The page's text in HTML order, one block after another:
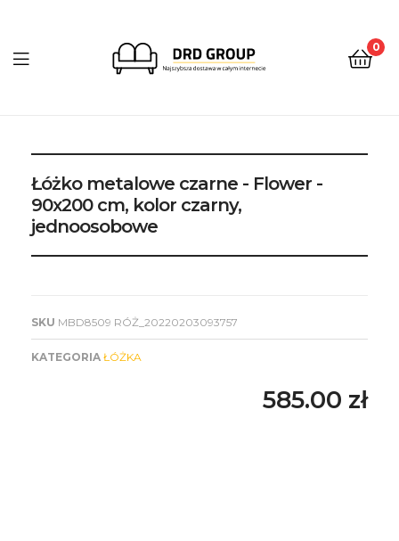
Group
0
Łóżko metalowe czarne - Flower -
90x200 cm, kolor czarny,
jednoosobowe
SKU MBD8509 RÓŻ_20220203093757
KATEGORIA ŁÓŻKA
585.00 zł